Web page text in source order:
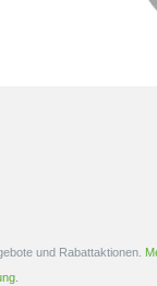
und Rabattaktionen.